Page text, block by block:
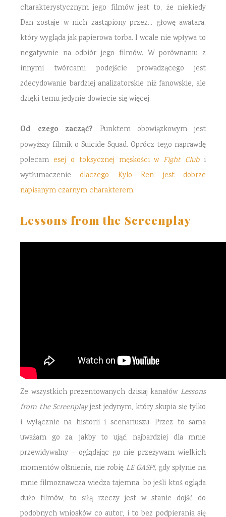
charakterystycznym jego filmów jest to, że niekiedy
Dan zostaje w nich zastąpiony przez… głowę awatara,
który wygląda jak papierowa torba. I wcale nie wpływa to
negatywnie na odbiór jego filmów. W porównaniu z
innymi twórcami podejście prowadzącego jest
zdecydowanie bardziej analizatorskie niż fanowskie, ale
dzięki temu jedynie dowiecie się więcej.
Od czego zacząć? Punktem obowiązkowym jest
powyższy filmik o Suicide Squad. Oprócz tego naprawdę
polecam esej o toksycznej męskości wFight Clubi
wytłumaczenie dlaczego Kylo Ren jest dobrze
napisanym czarnym charakterem.
Lessons from the Screenplay
Ze wszystkich prezentowanych dzisiaj kanałów Lessons
from the Screenplayjest jedynym, który skupia się tylko
i wyłącznie na historii i scenariuszu. Przez to sama
uważam go za, jakby to ująć, najbardziej dla mnie
przewidywalny – oglądając go nie przeżywam wielkich
momentów olśnienia, nie robię LE GASP!, gdy spłynie na
mnie filmoznawcza wiedza tajemna, bo jeśli ktoś ogląda
dużo filmów, to siłą rzeczy jest w stanie dojść do
podobnych wniosków co autor, i to bez podpierania się